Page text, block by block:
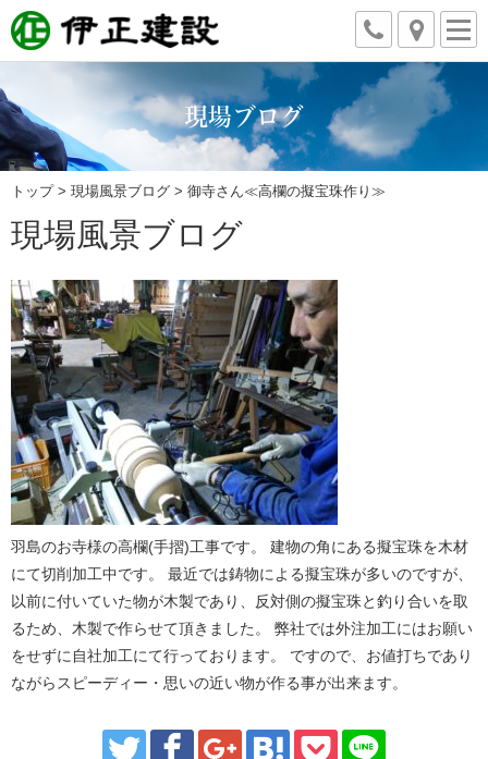
現場ブログ
トップ> 現場風景ブログ > 御寺さん≪高欄の擬宝珠作り≫
現場風景ブログ
羽島のお寺様の高欄(手摺)工事です。 建物の角にある擬宝珠を木材
にて切削加工中です。 最近では鋳物による擬宝珠が多いのですが、
以前に付いていた物が木製であり、反対側の擬宝珠と釣り合いを取
るため、木製で作らせて頂きました。 弊社では外注加工にはお願い
をせずに自社加工にて行っております。 ですので、お値打ちであり
ながらスピーディー・思いの近い物が作る事が出来ます。